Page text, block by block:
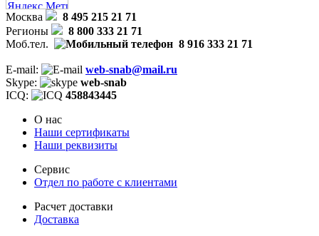
Москва
8 495 215 21 71
Регионы
8 800 333 21 71
Моб.тел.
8 916 333 21 71
E-mail:
web-snab@mail.ru
Skype:
web-snab
ICQ:
458843445
О нас
Наши сертификаты
Наши реквизиты
Сервис
Отдел по работе с клиентами
Расчет доставки
Доставка